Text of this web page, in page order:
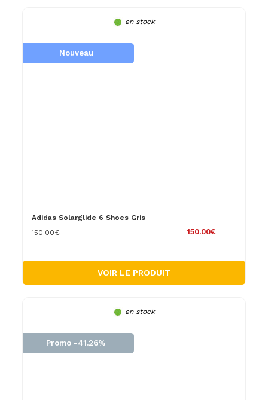
en stock
Nouveau
Adidas Solarglide 6 Shoes Gris
150.00€
150.00€
VOIR LE PRODUIT
en stock
Promo -41.26%